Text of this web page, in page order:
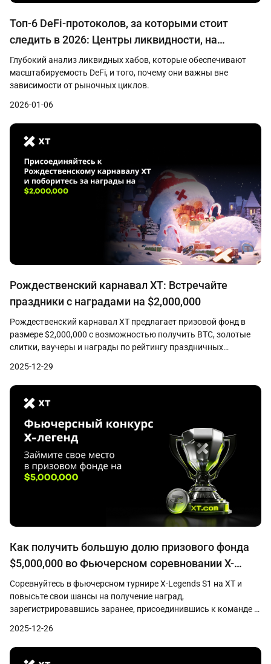
Топ-6 DeFi-протоколов, за которыми стоит
следить в 2026: Центры ликвидности, на
которых держится экосистема DeFi
Глубокий анализ ликвидных хабов, которые обеспечивают
масштабируемость DeFi, и того, почему они важны вне
зависимости от рыночных циклов.
2026-01-06
Рождественский карнавал XT: Встречайте
праздники с наградами на $2,000,000
Рождественский карнавал XT предлагает призовой фонд в
размере $2,000,000 с возможностью получить BTC, золотые
слитки, ваучеры и награды по рейтингу праздничных
2025-12-29
Как получить большую долю призового фонда
$5,000,000 во Фьючерсном соревновании X-
легенд
Соревнуйтесь в фьючерсном турнире X-Legends S1 на XT и
повысьте свои шансы на получение наград,
зарегистрировавшись заранее, присоединившись к команде и
2025-12-26